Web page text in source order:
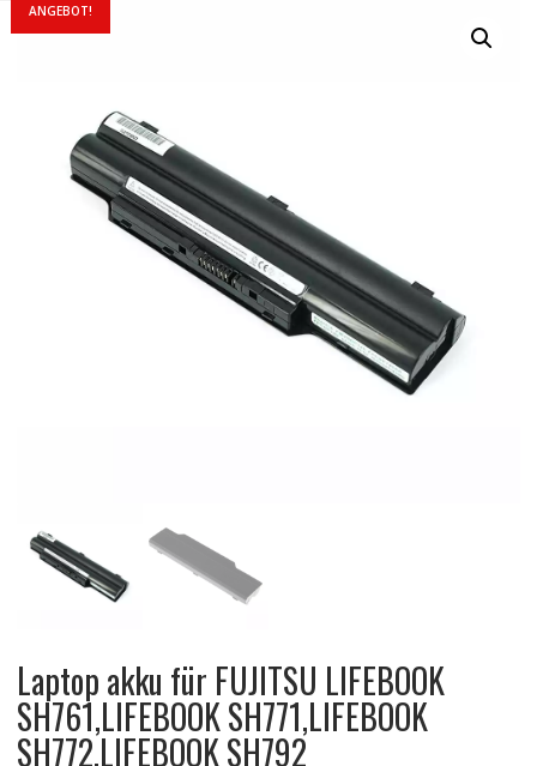
ANGEBOT!
Laptop akku für FUJITSU LIFEBOOK
SH761,LIFEBOOK SH771,LIFEBOOK
SH772,LIFEBOOK SH792